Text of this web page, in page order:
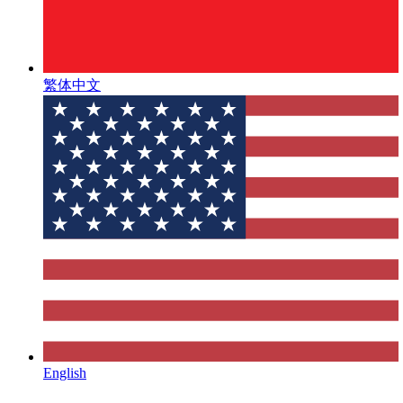
繁体中文
English